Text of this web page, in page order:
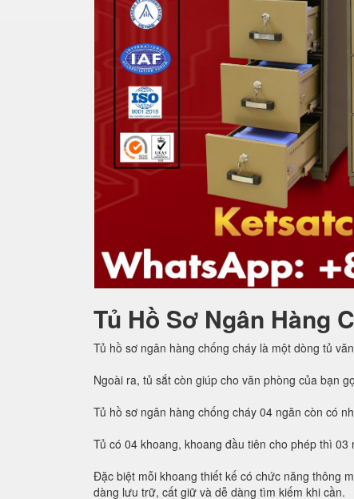
Tủ Hồ Sơ Ngân Hàng
Tủ hồ sơ ngân hàng chống cháy là một dòng tủ
Ngoài ra, tủ sắt còn giúp cho văn phòng của bạn
Tủ hồ sơ ngân hàng chống cháy 04 ngăn còn có
Tủ có 04 khoang, khoang đầu tiên cho phép thì
Đặc biệt mỗi khoang thiết kế có chức năng thông
dàng lưu trữ, cất giữ và dễ dàng tìm kiếm khi cần.